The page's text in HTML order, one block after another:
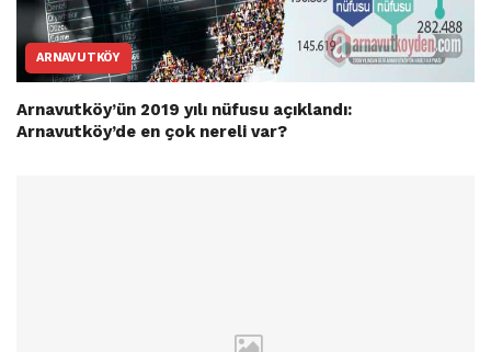
ARNAVUTKÖY
Arnavutköy’ün 2019 yılı nüfusu açıklandı:
Arnavutköy’de en çok nereli var?